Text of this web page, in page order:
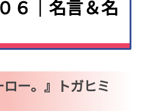
６｜名言＆名
ロー。』トガヒミ